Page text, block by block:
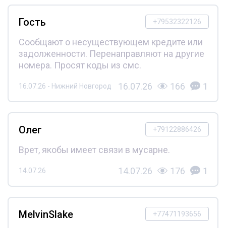
+79532322126
Гость
Сообщают о несуществующем кредите или
задолженности. Перенаправляют на другие
номера. Просят коды из смс.
16.07.26 - Нижний Новгород 16.07.26 166 1
+79122886426
Олег
Врет, якобы имеет связи в мусарне.
14.07.26 14.07.26 176 1
+77471193656
MelvinSlake